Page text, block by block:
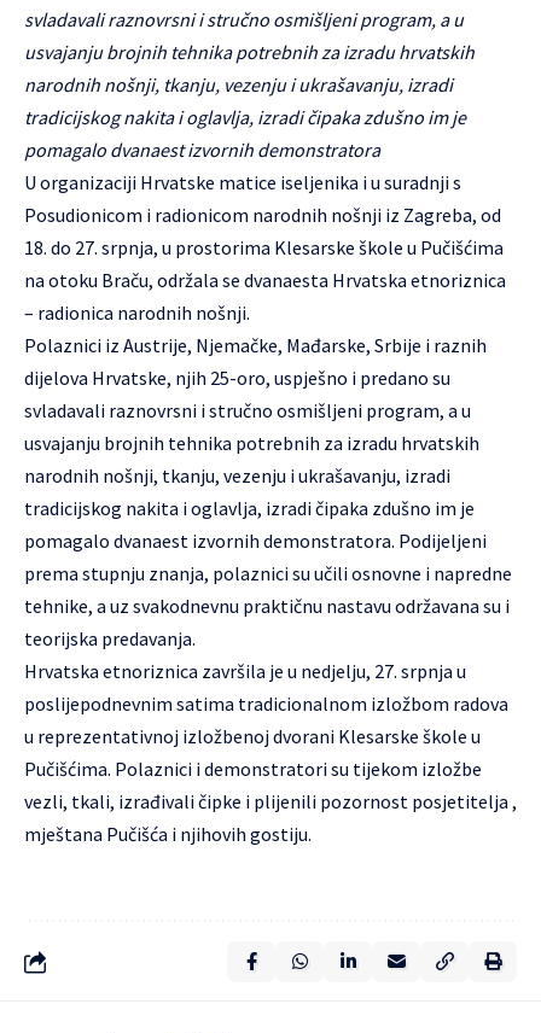
svladavali raznovrsni i stručno osmišljeni program, a u
usvajanju brojnih tehnika potrebnih za izradu hrvatskih
narodnih nošnji, tkanju, vezenju i ukrašavanju, izradi
tradicijskog nakita i oglavlja, izradi čipaka zdušno im je
pomagalo dvanaest izvornih demonstratora
U organizaciji Hrvatske matice iseljenika i u suradnji s
Posudionicom i radionicom narodnih nošnji iz Zagreba, od
18. do 27. srpnja, u prostorima Klesarske škole u Pučišćima
na otoku Braču, održala se dvanaesta Hrvatska etnoriznica
– radionica narodnih nošnji.
Polaznici iz Austrije, Njemačke, Mađarske, Srbije i raznih
dijelova Hrvatske, njih 25-oro, uspješno i predano su
svladavali raznovrsni i stručno osmišljeni program, a u
usvajanju brojnih tehnika potrebnih za izradu hrvatskih
narodnih nošnji, tkanju, vezenju i ukrašavanju, izradi
tradicijskog nakita i oglavlja, izradi čipaka zdušno im je
pomagalo dvanaest izvornih demonstratora. Podijeljeni
prema stupnju znanja, polaznici su učili osnovne i napredne
tehnike, a uz svakodnevnu praktičnu nastavu održavana su i
teorijska predavanja.
Hrvatska etnoriznica završila je u nedjelju, 27. srpnja u
poslijepodnevnim satima tradicionalnom izložbom radova
u reprezentativnoj izložbenoj dvorani Klesarske škole u
Pučišćima. Polaznici i demonstratori su tijekom izložbe
vezli, tkali, izrađivali čipke i plijenili pozornost posjetitelja ,
mještana Pučišća i njihovih gostiju.